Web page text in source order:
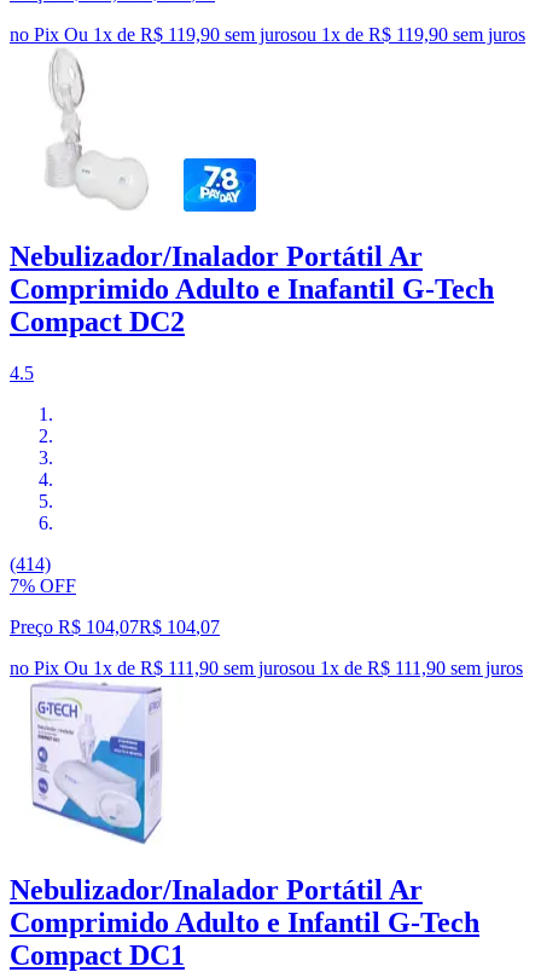
no Pix Ou 1x de R$ 119,90 sem jurosou 1x de R$ 119,90 sem juros
Nebulizador/Inalador Portátil Ar
Comprimido Adulto e Inafantil G-Tech
Compact DC2
4.5
(414)
7% OFF
Preço R$ 104,07R$ 104,07
no Pix Ou 1x de R$ 111,90 sem jurosou 1x de R$ 111,90 sem juros
Nebulizador/Inalador Portátil Ar
Comprimido Adulto e Infantil G-Tech
Compact DC1